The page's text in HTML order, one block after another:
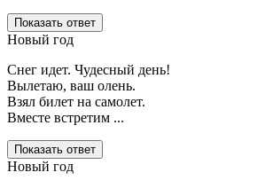
Показать ответ
Новый год
Снег идет. Чудесный день!
Вылетаю, ваш олень.
Взял билет на самолет.
Вместе встретим ...
Показать ответ
Новый год